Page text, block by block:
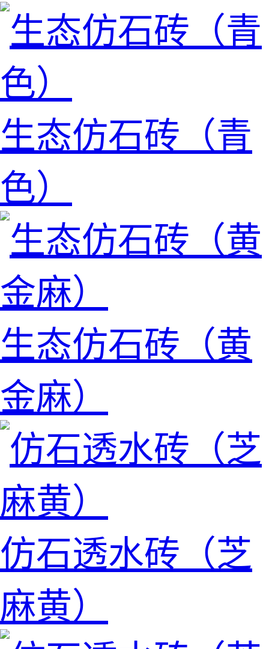
生态仿石砖（青
色）
生态仿石砖（黄
金麻）
仿石透水砖（芝
麻黄）